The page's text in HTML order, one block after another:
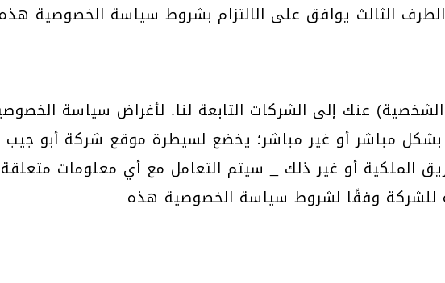
عنك إلى الشركات التابعة لنا. لأغراض سياسة
مباشر أو غير مباشر؛ يخضع لسيطرة موقع شركة أبو جيب
أو غير ذلك _ سيتم التعامل مع أي معلومات